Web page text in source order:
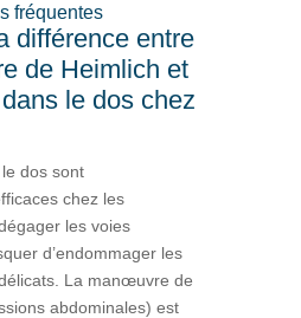
fréquentes
différence entre
de Heimlich et
le dos chez
dos sont
chez les
les voies
d’endommager les
La manœuvre de
abdominales) est